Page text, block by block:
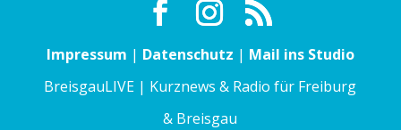
Impressum | Datenschutz | Mail ins Studio
BreisgauLIVE | Kurznews & Radio für Freiburg
& Breisgau